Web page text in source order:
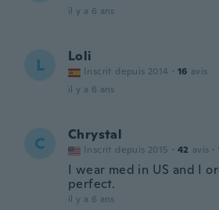
il y a 6 ans
L Loli
Inscrit depuis 2014 · 16 avis
il y a 6 ans
C Chrystal
Inscrit depuis 2015 · 42 avis ·
I wear med in US and I
perfect.
il y a 6 ans